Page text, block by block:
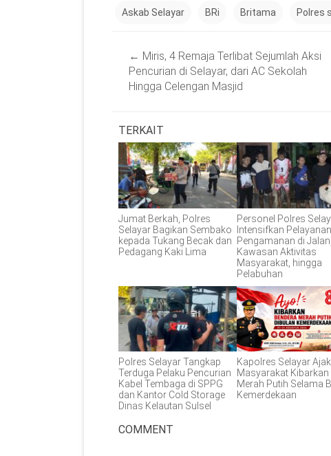
Askab Selayar BRi Britama Polres
navigation
← Miris, 4 Remaja Terlibat Sejumlah Aksi
Pencurian di Selayar, dari AC Sekolah
Hingga Celengan Masjid
TERKAIT
Jumat Berkah, Polres
Selayar Bagikan Sembako
kepada Tukang Becak dan
Pedagang Kaki Lima
Personel Polres
Intensifkan
Pengamanan di Jalan,
Kawasan Aktivitas
Masyarakat, hingga
Pelabuhan
Polres Selayar Tangkap
Terduga Pelaku Pencurian
Kabel Tembaga di SPPG
dan Kantor Cold Storage
Dinas Kelautan Sulsel
Kapolres Selayar Ajak
Masyarakat Kibarkan
Merah Putih Selama
Kemerdekaan
COMMENT